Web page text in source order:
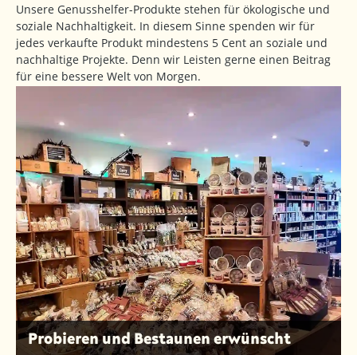
Unsere Genusshelfer-Produkte stehen für ökologische und
soziale Nachhaltigkeit. In diesem Sinne spenden wir für
jedes verkaufte Produkt mindestens 5 Cent an soziale und
nachhaltige Projekte. Denn wir Leisten gerne einen Beitrag
für eine bessere Welt von Morgen.
Probieren und Bestaunen erwünscht